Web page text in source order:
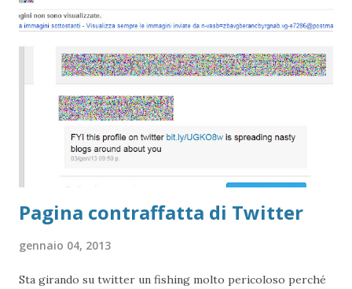
1.4.0rc3 (Joomla 1.0. x funzionante con Joomla 1.5. x con
System Legacy eng+ita) Morfeo Show 1.2.0 (Joomla 1.5
nativo) con plug-in Clicca qui per la cartella con i
componenti ed i moduli già modificati Riporto tutto
l'errore che si presenta quando si installano questi oggetti
senzala correzione ...
Pagina contraffatta di Twitter
gennaio 04, 2013
Sta girando su twitter un fishing molto pericoloso perché